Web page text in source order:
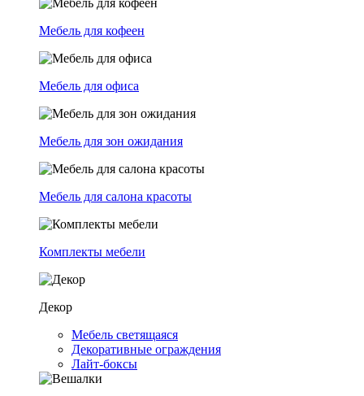
Мебель для кофеен
Мебель для офиса
Мебель для зон ожидания
Мебель для салона красоты
Комплекты мебели
Декор
Мебель светящаяся
Декоративные ограждения
Лайт-боксы